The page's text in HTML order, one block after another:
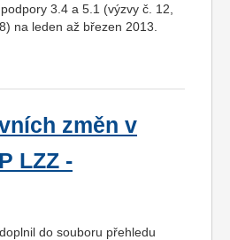
3.4 a 5.1 (výzvy č. 12,
na leden až březen 2013.
změn v
LZZ -
do souboru přehledu